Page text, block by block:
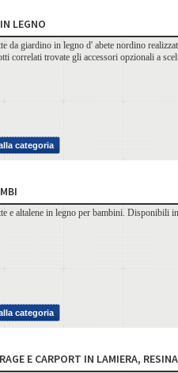
LEGNO
da giardino in legno d' abete nordino
correlati trovate gli accessori opzionali a
categoria
e altalene in legno per bambini. Disponibili
categoria
E CARPORT IN LAMIERA,